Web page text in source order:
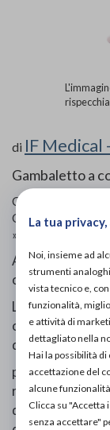
di IF Medical
Gambaletto a
Codice OTGP:
Categoria:
»
Aderiscono
costrizione.
Le
con un rimaglio
della punta del
piede, evitano
rendono ideali
d’atleta e piede
La tua
Noi, insieme ad
strumenti
vista tecnico e,
funzionalità,
e attività di
dettagliato nella
Hai la possibilità
accettazione del
alcune
Clicca su "Accetta
senza accettare"